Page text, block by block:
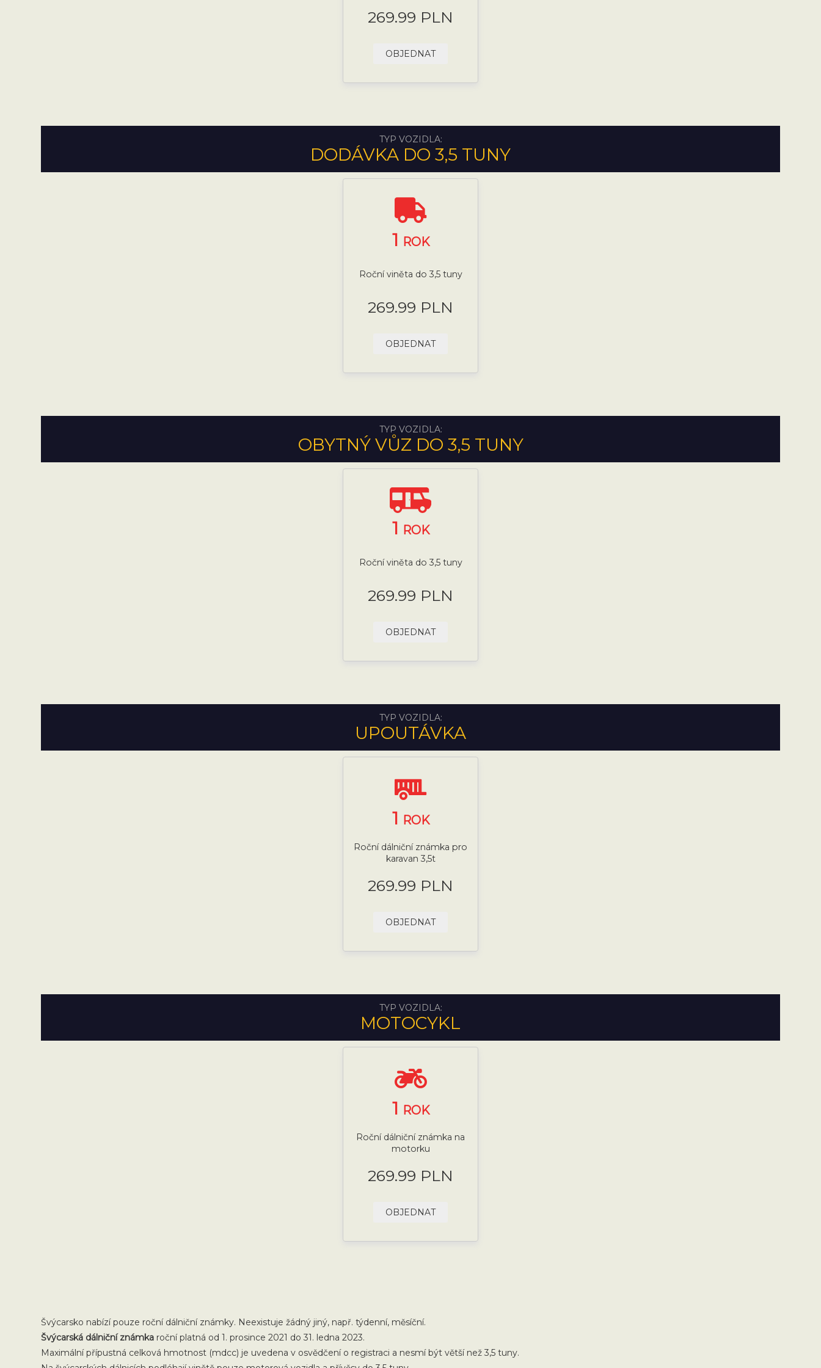
269.99 PLN
OBJEDNAT
TYP VOZIDLA:
DODÁVKA DO 3,5 TUNY
1 ROK
Roční viněta do 3,5 tuny
269.99 PLN
OBJEDNAT
TYP VOZIDLA:
OBYTNÝ VŮZ DO 3,5 TUNY
1 ROK
Roční viněta do 3,5 tuny
269.99 PLN
OBJEDNAT
TYP VOZIDLA:
UPOUTÁVKA
1 ROK
Roční dálniční známka pro
karavan 3,5t
269.99 PLN
OBJEDNAT
TYP VOZIDLA:
MOTOCYKL
1 ROK
Roční dálniční známka na
motorku
269.99 PLN
OBJEDNAT
Švýcarsko nabízí pouze roční dálniční známky. Neexistuje žádný jiný, např. týdenní, měsíční.
Švýcarská dálniční známka roční platná od 1. prosince 2021 do 31. ledna 2023.
Maximální přípustná celková hmotnost (mdcc) je uvedena v osvědčení o registraci a nesmí být větší než 3,5 tuny.